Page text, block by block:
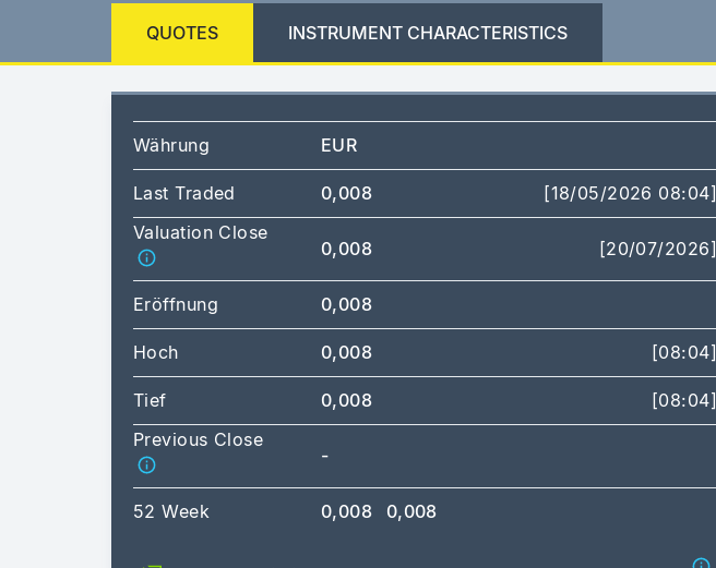
QUOTES INSTRUMENT CHARACTERISTICS
Währung EUR
Last Traded 0,008
[18/05/2026 08:04]
Valuation Close
0,008 [20/07/2026]
Eröffnung 0,008
Hoch 0,008 [08:04]
Tief 0,008
[08:04]
Previous Close
-
52 Week 0,008 0,008